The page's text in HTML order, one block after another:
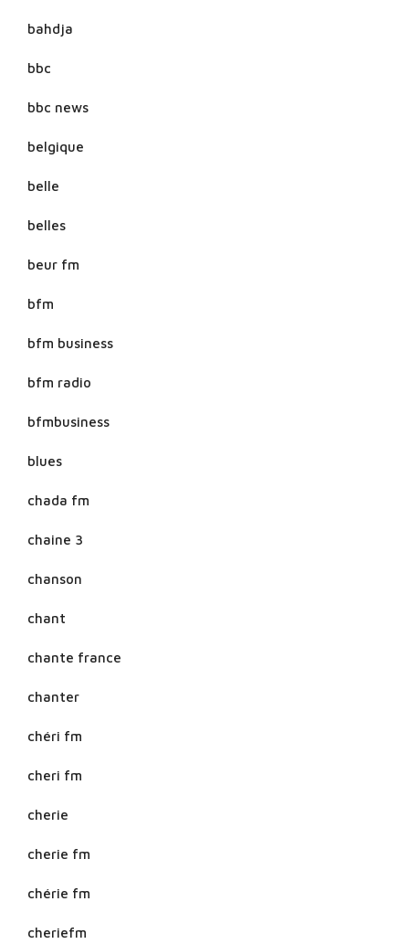
bahdja
bbc
bbc news
belgique
belle
belles
beur fm
bfm
bfm business
bfm radio
bfmbusiness
blues
chada fm
chaine 3
chanson
chant
chante france
chanter
chéri fm
cheri fm
cherie
cherie fm
chérie fm
cheriefm